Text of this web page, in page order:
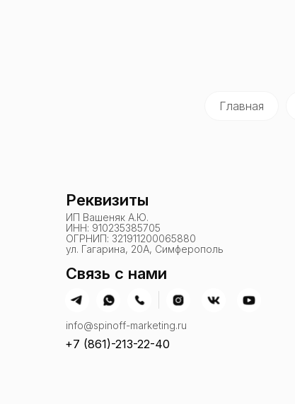
Главная
Реквизиты
ИП Вашеняк А.Ю.
ИНН: 910235385705
ОГРНИП: 321911200065880
ул. Гагарина, 20А, Симферополь
Связь с нами
info@spinoff-marketing.ru
+7 (861)-213-22-40